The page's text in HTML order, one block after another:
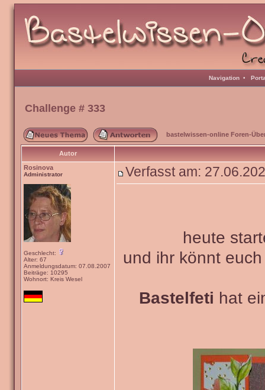
Navigation •
Challenge # 333
bastelwissen-online Foren-
Autor
Rosinova
Administrator
Geschlecht:
Alter: 67
Anmeldungsdatum: 07.08.2007
Beiträge: 10295
Wohnort: Kreis Wesel
Verfasst am:
heute
und ihr könnt
Bastelfeti hat